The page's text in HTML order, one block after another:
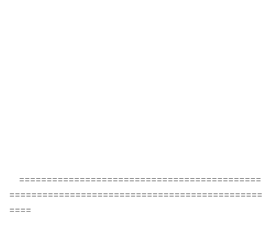
============================================
==============================================
====